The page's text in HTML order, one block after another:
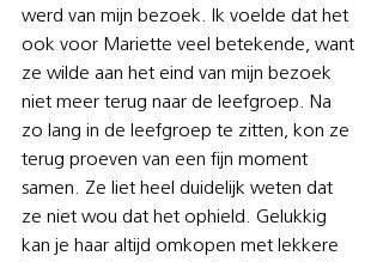
werd van mijn bezoek. Ik voelde dat het
ook voor Mariette veel betekende, want
ze wilde aan het eind van mijn bezoek
niet meer terug naar de leefgroep. Na
zo lang in de leefgroep te zitten, kon ze
terug proeven van een fijn moment
samen. Ze liet heel duidelijk weten dat
ze niet wou dat het ophield. Gelukkig
kan je haar altijd omkopen met lekkere